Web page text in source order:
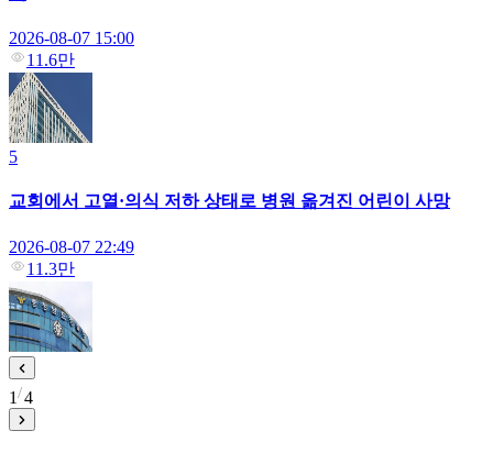
2026-08-07 15:00
11.6만
5
교회에서 고열·의식 저하 상태로 병원 옮겨진 어린이 사망
2026-08-07 22:49
11.3만
1 4